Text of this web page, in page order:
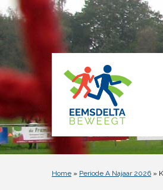
Home » Periode A Najaar 2026 »